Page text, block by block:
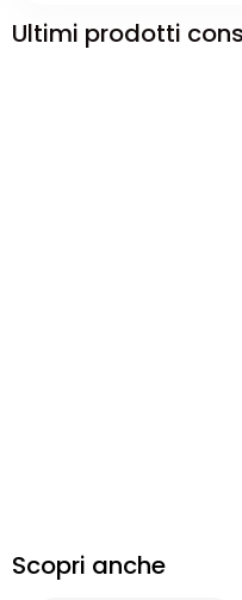
Ultimi prodotti
Scopri anche